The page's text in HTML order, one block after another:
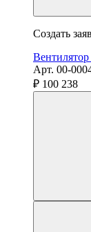
Создать
Арт. 00-
₽ 100 238